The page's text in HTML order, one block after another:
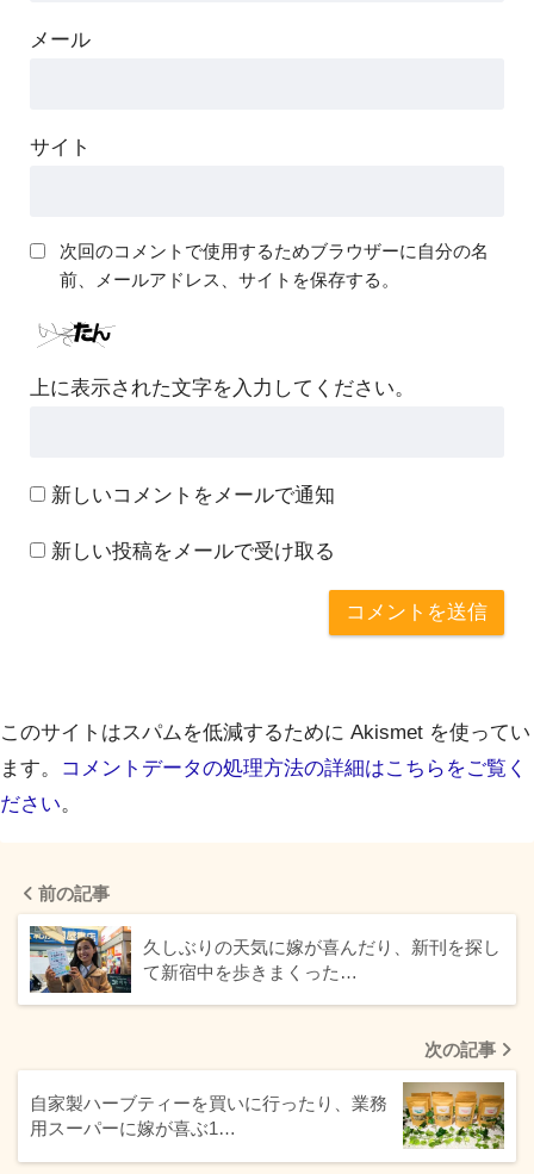
メール
サイト
次回のコメントで使用するためブラウザーに自分の名
前、メールアドレス、サイトを保存する。
上に表示された文字を入力してください。
新しいコメントをメールで通知
新しい投稿をメールで受け取る
このサイトはスパムを低減するために Akismet を使ってい
ます。
コメントデータの処理方法の詳細はこちらをご覧く
ださい。
前の記事
久しぶりの天気に嫁が喜んだり、新刊を探し
て新宿中を歩きまくった…
次の記事
自家製ハーブティーを買いに行ったり、業務
用スーパーに嫁が喜ぶ1…